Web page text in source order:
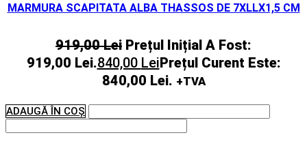
MARMURA SCAPITATA ALBA THASSOS DE 7XLLX1,5 CM
919,00Lei Prețul Inițial A Fost:
919,00 Lei.840,00 LeiPrețul Curent Este:
840,00 Lei. +TVA
ADAUGĂ ÎN COȘ